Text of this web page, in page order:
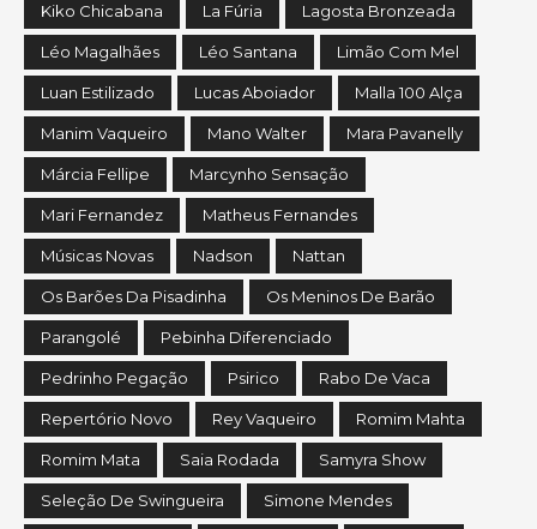
Kiko Chicabana La Fúria Lagosta Bronzeada
Léo Magalhães Léo Santana Limão Com Mel
Luan Estilizado Lucas Aboiador Malla 100 Alça
Manim Vaqueiro Mano Walter Mara Pavanelly
Márcia Fellipe Marcynho Sensação
Mari Fernandez Matheus Fernandes
Músicas Novas Nadson Nattan
Os Barões Da Pisadinha Os Meninos De Barão
Parangolé Pebinha Diferenciado
Pedrinho Pegação Psirico Rabo De Vaca
Repertório Novo Rey Vaqueiro Romim Mahta
Romim Mata Saia Rodada Samyra Show
Seleção De Swingueira Simone Mendes